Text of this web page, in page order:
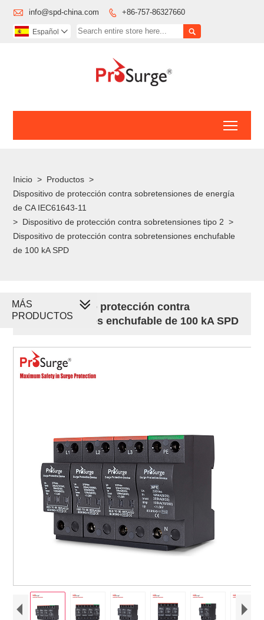
 info@spd-china.com  +86-757-86327660

Español 
Inicio > Productos >
Dispositivo de protección contra sobretensiones de energía
de CA IEC61643-11
> Dispositivo de protección contra sobretensiones tipo 2 >
Dispositivo de protección contra sobretensiones enchufable
de 100 kA SPD
Dispositivo de protección contra
sobretensiones enchufable de 100 kA SPD
MÁS
PRODUCTOS